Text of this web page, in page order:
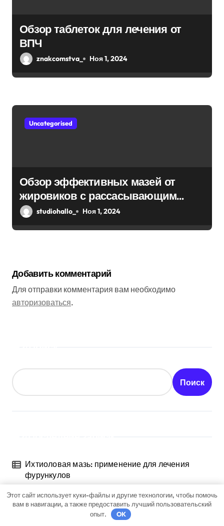
Обзор таблеток для лечения от
ВПЧ
znakcomstva_ Ноя 1, 2024
Uncategorised
Обзор эффективных мазей от
жировиков с рассасывающим
эффектом
studiohallo_ Ноя 1, 2024
Добавить комментарий
Для отправки комментария вам необходимо
авторизоваться.
Поиск
Ихтиоловая мазь: применение для лечения
фурункулов
Обзор таблеток для лечения от ВПЧ
Этот сайт использует куки-файлы и другие технологии, чтобы помочь
вам в навигации, а также предоставить лучший пользовательский
опыт.
OK